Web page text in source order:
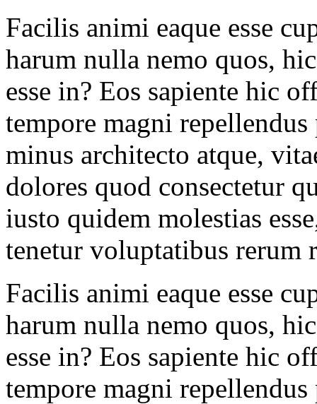
Facilis animi eaque esse
harum nulla nemo quos,
esse in? Eos sapiente hic
tempore magni
minus architecto atque,
dolores quod consectetur
iusto quidem molestias
tenetur voluptatibus rerum
Facilis animi eaque esse
harum nulla nemo quos,
esse in? Eos sapiente hic
tempore magni